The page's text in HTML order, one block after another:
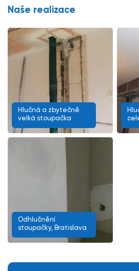
Naše realizace
Hlučná a zbytečně
velká stoupačka
Odhlučnění
stoupačky, Bratislava